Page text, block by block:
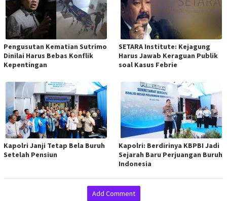
Pengusutan Kematian Sutrimo
Dinilai Harus Bebas Konflik
Kepentingan
SETARA Institute: Kejagung
Harus Jawab Keraguan Publik
soal Kasus Febrie
Kapolri Janji Tetap Bela Buruh
Setelah Pensiun
Kapolri: Berdirinya KBPBI Jadi
Sejarah Baru Perjuangan Buruh
Indonesia
Add Comment